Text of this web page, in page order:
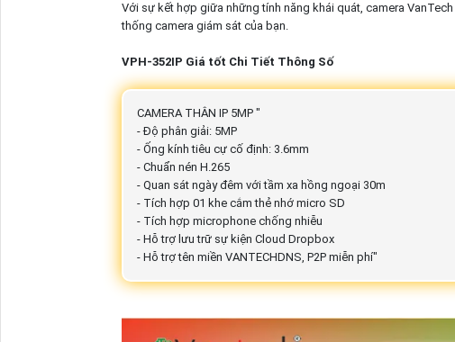
Với sự kết hợp giữa những tính năng khái quát, camera VanTech
thống camera giám sát của bạn.
VPH-352IP Giá tốt Chi Tiết Thông Số
CAMERA THÂN IP 5MP "
- Độ phân giải: 5MP
- Ống kính tiêu cự cố định: 3.6mm
- Chuẩn nén H.265
- Quan sát ngày đêm với tầm xa hồng ngoại 30m
- Tích hợp 01 khe cắm thẻ nhớ micro SD
- Tích hợp microphone chống nhiễu
- Hỗ trợ lưu trữ sự kiện Cloud Dropbox
- Hỗ trợ tên miền VANTECHDNS, P2P miễn phí"